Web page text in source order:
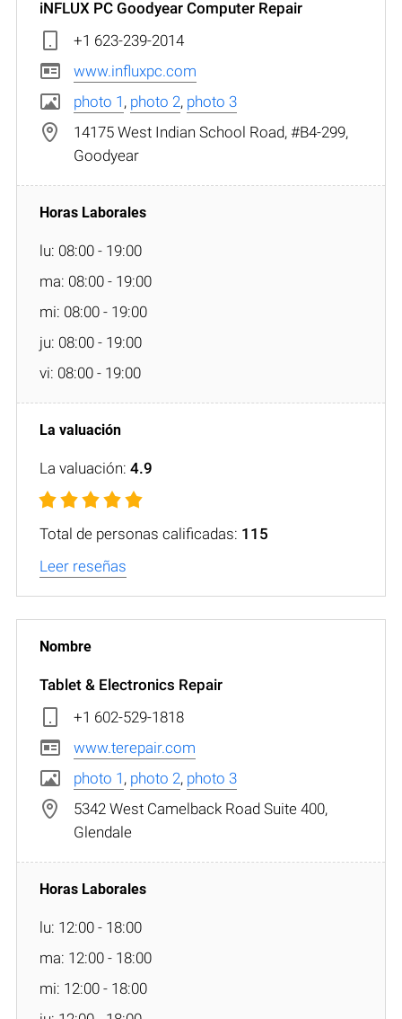
iNFLUX PC Goodyear Computer Repair
+1 623-239-2014
www.influxpc.com
photo 1 , photo 2, photo 3
14175 West Indian School Road, #B4-299,
Goodyear
lu: 08:00 - 19:00
ma: 08:00 - 19:00
mi: 08:00 - 19:00
ju: 08:00 - 19:00
vi: 08:00 - 19:00
La valuación: 4.9
Total de personas calificadas: 115
Leer reseñas
Tablet & Electronics Repair
+1 602-529-1818
www.terepair.com
photo 1 , photo 2, photo 3
5342 West Camelback Road Suite 400,
Glendale
lu: 12:00 - 18:00
ma: 12:00 - 18:00
mi: 12:00 - 18:00